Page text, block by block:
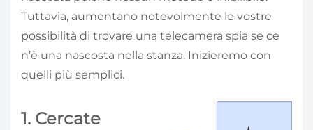
Tuttavia, aumentano notevolmente le vostre
possibilità di trovare una telecamera spia se ce
n’è una nascosta nella stanza. Inizieremo con
quelli più semplici.
1. Cercate